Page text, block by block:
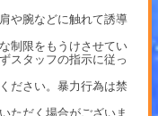
や腕などに触れて誘導
制限をもうけさせてい
スタッフの指示に従っ
ださい。暴力行為は禁
ただく場合がございま